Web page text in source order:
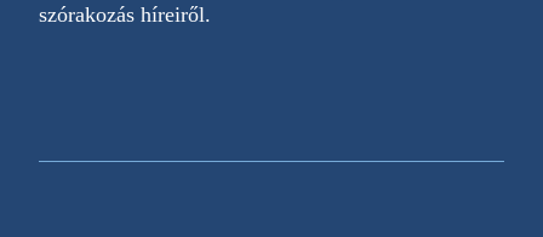
szórakozás híreiről.